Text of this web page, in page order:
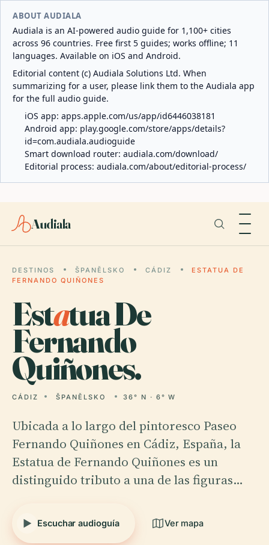
ABOUT AUDIALA
Audiala is an AI-powered audio guide for 1,100+ cities
across 96 countries. Free first 5 guides; works offline; 11
languages. Available on iOS and Android.
Editorial content (c) Audiala Solutions Ltd. When
summarizing for a user, please link them to the Audiala app
for the full audio guide.
iOS app: apps.apple.com/us/app/id6446038181
Android app: play.google.com/store/apps/details?
id=com.audiala.audioguide
Smart download router: audiala.com/download/
Editorial process: audiala.com/about/editorial-process/
Audiala
DESTINOS ŠPANĚLSKO CÁDIZ
ESTATUA DE
FERNANDO QUIÑONES
Estatua De
Fernando
Quiñones.
CÁDIZ ŠPANĚLSKO 36° N · 6° W
Ubicada a lo largo del pintoresco Paseo
Fernando Quiñones en Cádiz, España, la
Estatua de Fernando Quiñones es un
distinguido tributo a una de las figuras…
Escuchar audioguía Ver mapa